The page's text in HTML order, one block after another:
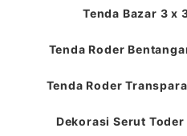
Tenda Bazar 3 x
Tenda Roder
Tenda Roder
Dekorasi Serut